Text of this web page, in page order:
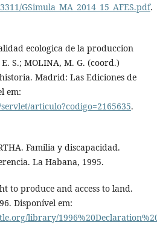
GSimula_MA_2014_15_AFES.pdf.
ecologica de la produccion
S.; MOLINA, M. G. (coord.)
Madrid: Las Ediciones de
em:
articulo?codigo=2165635.
Familia y discapacidad.
La Habana, 1995.
to produce and access to land.
Disponível em:
library/